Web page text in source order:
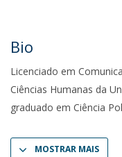
Bio
Licenciado em
Ciências Humanas da
graduado em Ciência
MOSTRAR MAIS